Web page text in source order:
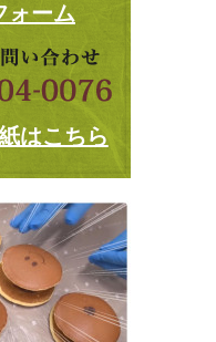
ォーム
はこちら